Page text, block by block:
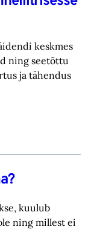
keskmes
ning ‎seetõttu
ja tähendus
kuulub
ning millest ei